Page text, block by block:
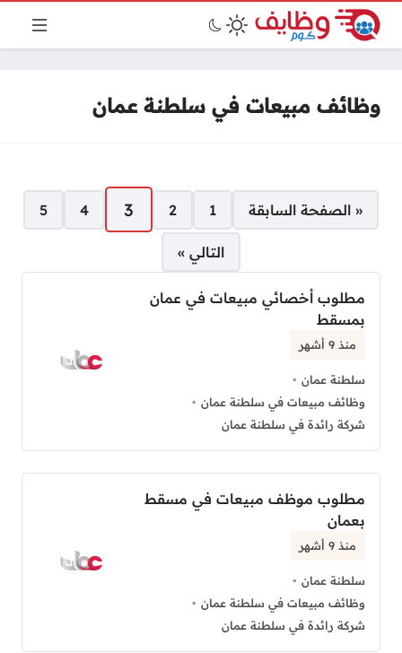
وظائف مبيعات في سلطنة عمان
صفحات:
« الصفحة السابقة 1
2
3
4
5
التالي »
مطلوب أخصائي مبيعات في عمان
بمسقط
منذ 9 أشهر
سلطنة عمان
وظائف مبيعات في سلطنة عمان
شركة رائدة في سلطنة عمان
مطلوب موظف مبيعات في مسقط
بعمان
منذ 9 أشهر
سلطنة عمان
وظائف مبيعات في سلطنة عمان
شركة رائدة في سلطنة عمان